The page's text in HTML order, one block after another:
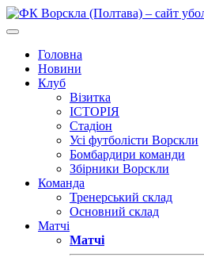
Головна
Новини
Клуб
Візитка
ІСТОРІЯ
Стадіон
Усі футболісти Ворскли
Бомбардири команди
Збірники Ворскли
Команда
Тренерський склад
Основний склад
Матчі
Матчі